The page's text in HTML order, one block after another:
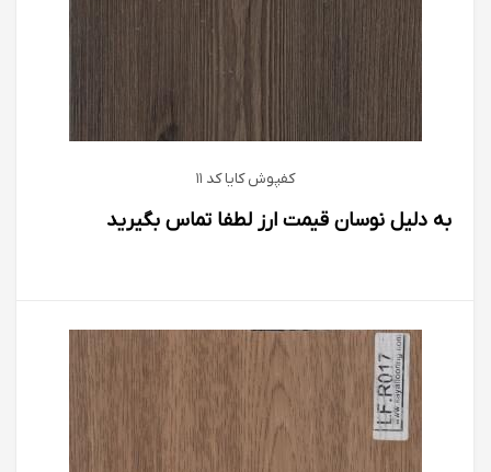
کفپوش كايا كد 11
به دلیل نوسان قیمت ارز لطفا تماس بگیرید